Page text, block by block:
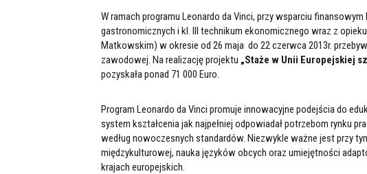
W ramach programu Leonardo da Vinci, przy wsparciu
gastronomicznych i kl. III technikum ekonomicznego wraz z
Matkowskim) w okresie od 26 maja do 22 czerwca 2013r.
zawodowej. Na realizację projektu „Staże w Unii Europejskiej
pozyskała ponad 71 000 Euro.
Program Leonardo da Vinci promuje innowacyjne podejścia do
system kształcenia jak najpełniej odpowiadał potrzebom rynku
według nowoczesnych standardów. Niezwykle ważne jest przy
międzykulturowej, nauka języków obcych oraz umiejętności
krajach europejskich.